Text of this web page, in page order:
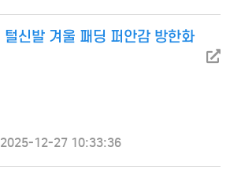
털신발 겨울 패딩 퍼안감 방한화
2025-12-27 10:33:36